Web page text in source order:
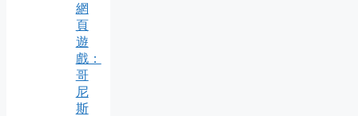
網
頁
遊
戲：
哥
尼
斯